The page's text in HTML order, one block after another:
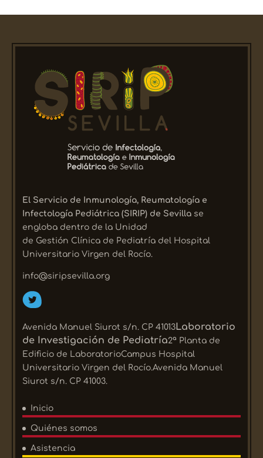
El Servicio de Inmunología, Reumatología e
Infectología Pediátrica (SIRIP) de Sevilla se
engloba dentro de la Unidad
de Gestión Clínica de Pediatría del Hospital
Universitario Virgen del Rocío.
info@siripsevilla.org
Avenida Manuel Siurot s/n. CP 41013Laboratorio
de Investigación de Pediatría2ª Planta de
Edificio de LaboratorioCampus Hospital
Universitario Virgen del Rocío.Avenida Manuel
Siurot s/n. CP 41003.
Inicio
Quiénes somos
Asistencia